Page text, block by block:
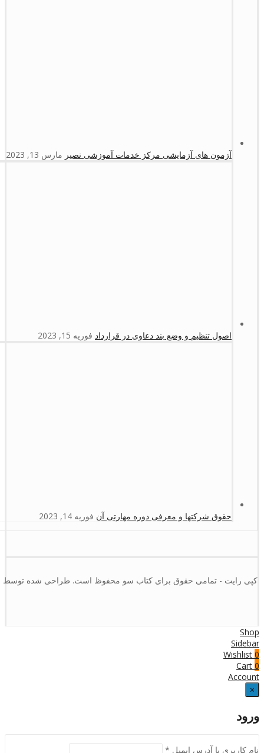
آزمون های آزمایشی مرکز خدمات آموزشی نصیر مارس 13, 2023
اصول تنظیم و وضع بند دعاوی در قرارداد فوریه 15, 2023
حقوق شرکتها و معرفی دوره مهارتی آن فوریه 14, 2023
کپی رایت - تمامی حقوق برای کتاب سو محفوظ است. طراحی شده
Shop
Sidebar
0
Wishlist
0
Cart
Account
×
ورود
نام کاربری یا آدرس ایمیل *